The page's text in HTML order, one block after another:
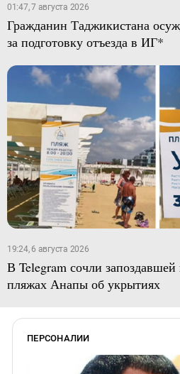
01:47, 7 августа 2026
Гражданин Таджикистана
за подготовку отъезда в ИГ*
19:24, 6 августа 2026
В Telegram сочли
пляжах Анапы об укрытиях
ПЕРСОНАЛИИ